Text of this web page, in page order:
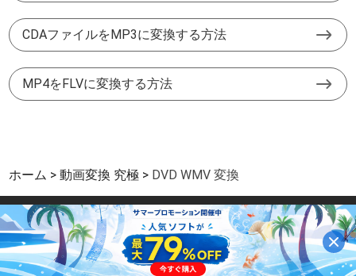
CDAファイルをMP3に変換する方法
MP4をFLVに変換する方法
ホーム 動画変換 究極 DVD WMV 変換
サイトマップ|サポート プライバシー |パートーナー|利用規約と条件
Copyright © 2026 Aiseesoft Studio. All Rights Reserved.